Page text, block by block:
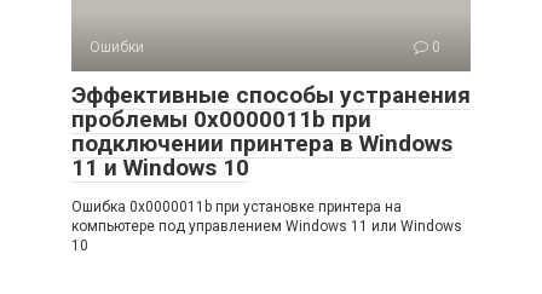
Ошибки 0
Эффективные способы устранения
проблемы 0x0000011b при
подключении принтера в Windows
11 и Windows 10
Ошибка 0x0000011b при установке принтера на
компьютере под управлением Windows 11 или Windows
10